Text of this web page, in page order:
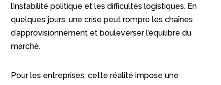
l’instabilité politique et les difficultés logistiques. En
quelques jours, une crise peut rompre les chaînes
d’approvisionnement et bouleverser l’équilibre du
marché.
Pour les entreprises, cette réalité impose une